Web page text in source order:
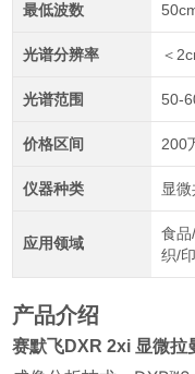
最低波数
光谱分辨率 ＜
光谱范围 50-
价格区间 200
仪器种类 显
应用领域
食品
织/
产品介绍
赛默飞DXR 2xi 显微拉